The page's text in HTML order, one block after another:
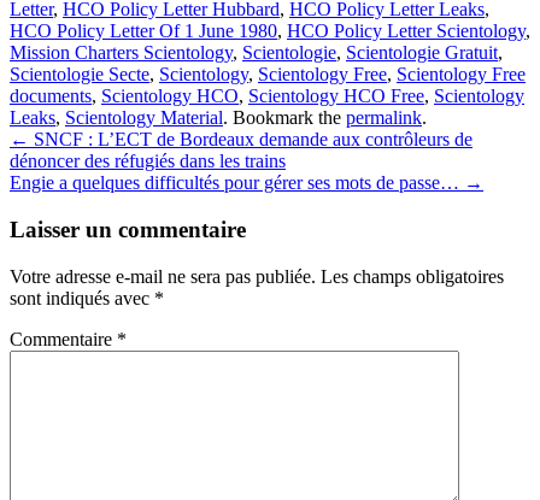
Letter, HCO Policy Letter Hubbard, HCO Policy Letter Leaks,
HCO Policy Letter Of 1 June 1980, HCO Policy Letter Scientology,
Mission Charters Scientology, Scientologie, Scientologie Gratuit,
Scientologie Secte, Scientology, Scientology Free, Scientology Free
documents, Scientology HCO, Scientology HCO Free, Scientology
Leaks, Scientology Material. Bookmark the permalink.
Post
navigation
← SNCF : L’ECT de Bordeaux demande aux contrôleurs de
dénoncer des réfugiés dans les trains
Engie a quelques difficultés pour gérer ses mots de passe… →
Laisser un commentaire
Votre adresse e-mail ne sera pas publiée. Les champs obligatoires
sont indiqués avec *
Commentaire *